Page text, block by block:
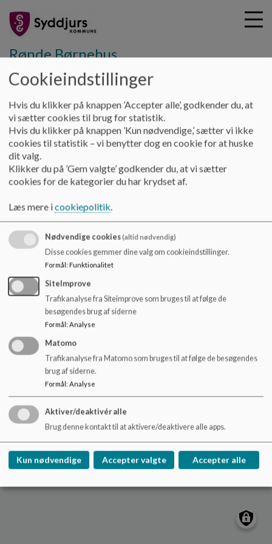
i
Rønde Børnehus
Rønde Børnehus Vigen Studerende
Studerende
-
Rønde Børnehus
8410 Rønde
Sitemap
Cookie politik
Cookieindstillinger
Hvis du klikker på knappen ’Accepter alle’, godkender du, at
vi sætter cookies til brug for statistik.
Hvis du klikker på knappen ’Kun nødvendige,’ sætter vi ikke
cookies til statistik – vi benytter dog en cookie for at huske
dit valg.
Klikker du på ’Gem valgte’ godkender du, at vi sætter
cookies for de kategorier du har krydset af.
Læs mere icookiepolitik.
Nødvendige cookies(altid nødvendig)
Disse cookies gemmer dine valg om cookieindstillinger.
Formål: Funktionalitet
SiteImprove
Trafikanalyse fra Siteimprove som bruges til at følge de
besøgendes brug af siderne
Formål: Analyse
Matomo
Trafikanalyse fra Matomo som bruges til at følge de besøgendes
brug af siderne.
Formål: Analyse
Aktiver/deaktivér alle
Brug denne kontakt til at aktivere/deaktivere alle apps.
Kun nødvendige Accepter valgte Accepter alle